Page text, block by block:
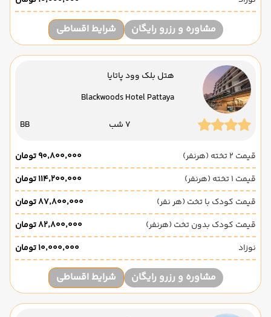
مشاوره و رزرو رایگان شرایط اقساطی
هتل بلک وود پاتایا
Blackwoods Hotel Pattaya
7 شب BB
قیمت 2 تخته (هرنفر)
۹۰٬۸۰۰٬۰۰۰ تومان
قیمت 1 تخته (هرنفر)
۱۱۴٬۲۰۰٬۰۰۰ تومان
قیمت کودک با تخت (هر نفر)
۸۷٬۸۰۰٬۰۰۰ تومان
قیمت کودک بدون تخت (هرنفر)
۸۲٬۸۰۰٬۰۰۰ تومان
نوزاد
۱۰٬۰۰۰٬۰۰۰ تومان
مشاوره و رزرو رایگان شرایط اقساطی